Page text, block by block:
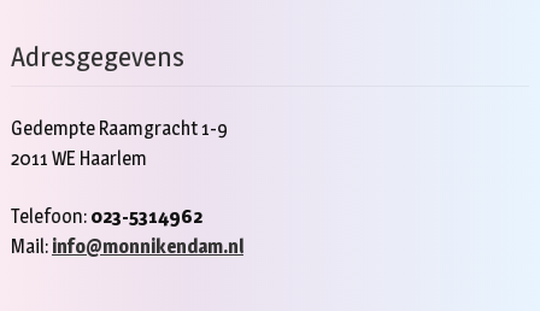
Adresgegevens
Gedempte Raamgracht 1-9
2011 WE Haarlem
Telefoon: 023-5314962
Mail: info@monnikendam.nl